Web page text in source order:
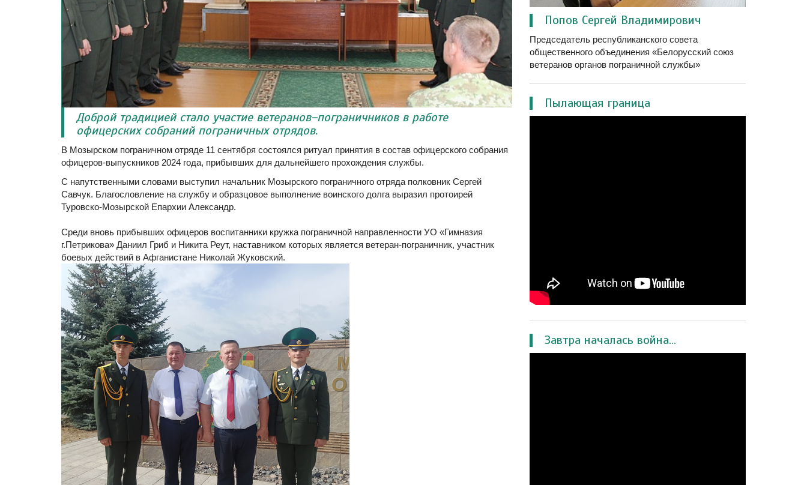
Доброй традицией стало участие ветеранов–пограничников в работе
офицерских собраний пограничных отрядов.
В Мозырском пограничном отряде 11 сентября состоялся ритуал принятия в состав офицерского собрания
офицеров-выпускников 2024 года, прибывших для дальнейшего прохождения службы.
С напутственными словами выступил начальник Мозырского пограничного отряда полковник Сергей
Савчук. Благословление на службу и образцовое выполнение воинского долга выразил протоирей
Туровско-Мозырской Епархии Александр.
Среди вновь прибывших офицеров воспитанники кружка пограничной направленности УО «Гимназия
г.Петрикова» Даниил Гриб и Никита Реут, наставником которых является ветеран-пограничник, участник
боевых действий в Афганистане Николай Жуковский.
Попов Сергей Владимирович
Председатель республиканского совета
общественного объединения «Белорусский союз
ветеранов органов пограничной службы»
Пылающая граница
Завтра началась война...